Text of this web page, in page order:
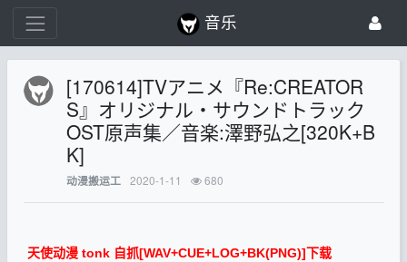
音乐
[170614]TVアニメ『Re:CREATOR
S』オリジナル・サウンドトラック
OST原声集／音楽:澤野弘之[320K+B
K]
动漫搬运工 2020-1-11 680
天使动漫 tonk 自抓[WAV+CUE+LOG+BK(PNG)]下载